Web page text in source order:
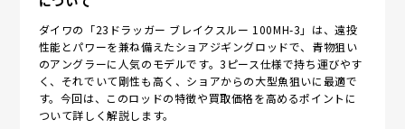
ダイワの「23ドラッガー ブレイクスルー 100MH-3」は、遠投
性能とパワーを兼ね備えたショアジギングロッドで、青物狙い
のアングラーに人気のモデルです。3ピース仕様で持ち運びやす
く、それでいて剛性も高く、ショアからの大型魚狙いに最適で
す。今回は、このロッドの特徴や買取価格を高めるポイントに
ついて詳しく解説します。